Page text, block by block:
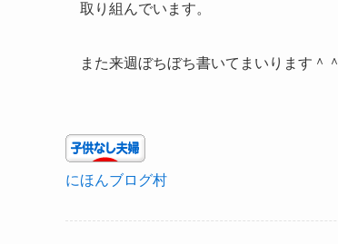
取り組んでいます。
また来週ぼちぼち書いてまいります＾＾
にほんブログ村